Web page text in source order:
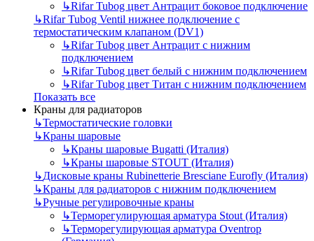
↳Rifar Tubog цвет Антрацит боковое подключение
↳Rifar Tubog Ventil нижнее подключение с
термостатическим клапаном (DV1)
↳Rifar Tubog цвет Антрацит с нижним
подключением
↳Rifar Tubog цвет белый с нижним подключением
↳Rifar Tubog цвет Титан с нижним подключением
Показать все
Краны для радиаторов
↳Термостатические головки
↳Краны шаровые
↳Краны шаровые Bugatti (Италия)
↳Краны шаровые STOUT (Италия)
↳Дисковые краны Rubinetterie Bresciane Eurofly (Италия)
↳Краны для радиаторов с нижним подключением
↳Ручные регулировочные краны
↳Терморегулирующая арматура Stout (Италия)
↳Терморегулирующая арматура Oventrop